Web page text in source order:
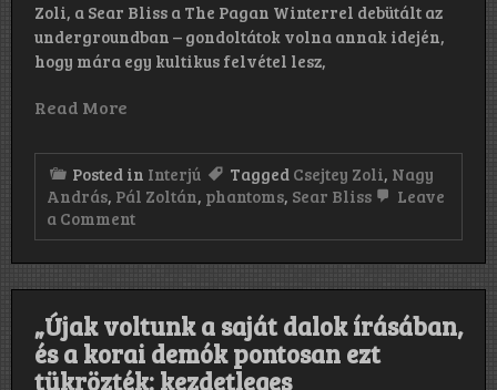
Zoli, a Sear Bliss a The Pagan Winterrel debütált az
undergroundban – gondoltátok volna annak idején,
hogy mára egy kultikus felvétel lesz,
Read More
Posted in Interjú Tagged Csejtey Zoli, Nagy
András, Pál Zoltán, phantoms, Sear Bliss
Leave
a Commenton
„Nem
lenni,
és
szerintem
sikerült
is.
„Újak voltunk a saját dalok írásában,
és a korai demók pontosan ezt
tükrözték: kezdetleges